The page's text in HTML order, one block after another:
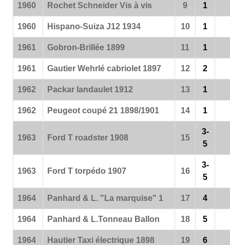
1960 Rochet Schneider Vis à vis 9 1
1960 Hispano-Suiza J12 1934 10 1
1961 Gobron-Brillée 1899 11 1
1961 Gautier Wehrlé cabriolet 1897 12 2
1962 Packar landaulet 1912 13 1
1962 Peugeot coupé 21 1898/1901 14 1
1963 Ford T roadster 1908 15
3-
5
1963 Ford T torpédo 1907 16
3-
5
1964 Panhard & L. "La marquise" 1 17 4
1964 Panhard & L.Tonneau Ballon 18 5
1964 Hautier Taxi électrique 1898 19 6